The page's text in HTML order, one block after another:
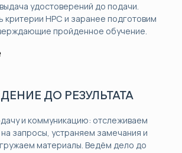
удостоверений до подачи.
НРС и заранее подготовим
пройденное обучение.
ДО РЕЗУЛЬТАТА
и коммуникацию: отслеживаем
запросы, устраняем замечания и
материалы. Ведём дело до